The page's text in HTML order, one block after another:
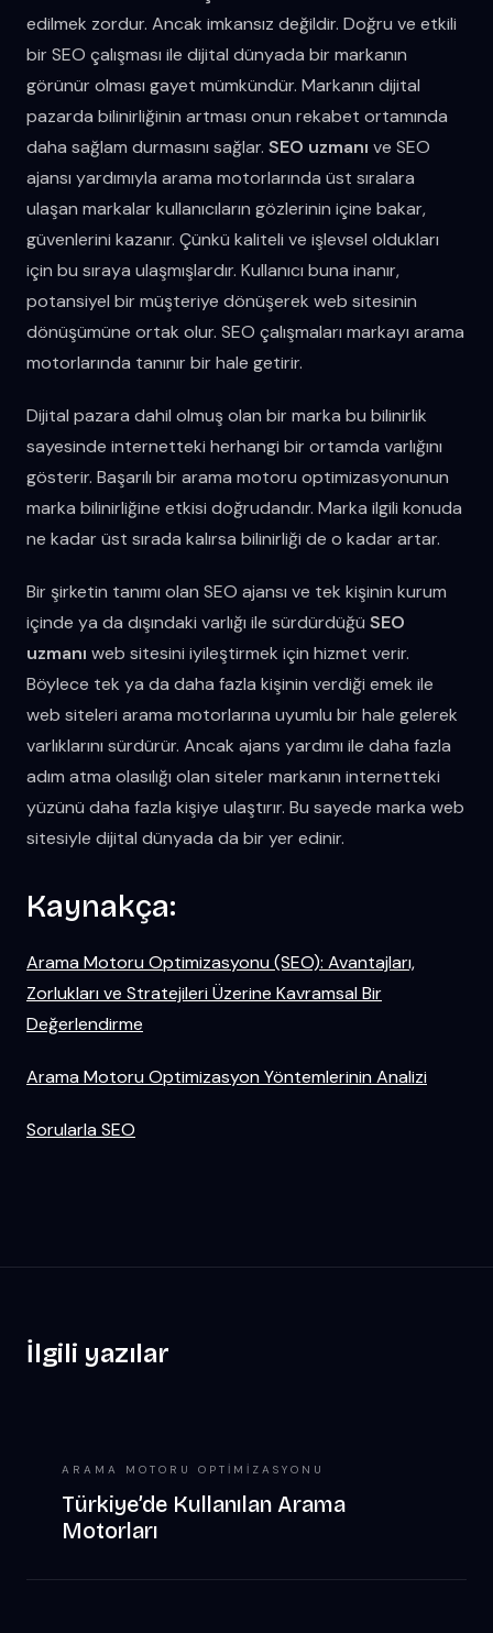
edilmek zordur. Ancak imkansız değildir. Doğru ve etkili
bir SEO çalışması ile dijital dünyada bir markanın
görünür olması gayet mümkündür. Markanın dijital
pazarda bilinirliğinin artması onun rekabet ortamında
daha sağlam durmasını sağlar. SEO uzmanı ve SEO
ajansı yardımıyla arama motorlarında üst sıralara
ulaşan markalar kullanıcıların gözlerinin içine bakar,
güvenlerini kazanır. Çünkü kaliteli ve işlevsel oldukları
için bu sıraya ulaşmışlardır. Kullanıcı buna inanır,
potansiyel bir müşteriye dönüşerek web sitesinin
dönüşümüne ortak olur. SEO çalışmaları markayı arama
motorlarında tanınır bir hale getirir.
Dijital pazara dahil olmuş olan bir marka bu bilinirlik
sayesinde internetteki herhangi bir ortamda varlığını
gösterir. Başarılı bir arama motoru optimizasyonunun
marka bilinirliğine etkisi doğrudandır. Marka ilgili konuda
ne kadar üst sırada kalırsa bilinirliği de o kadar artar.
Bir şirketin tanımı olan SEO ajansı ve tek kişinin kurum
içinde ya da dışındaki varlığı ile sürdürdüğü SEO
uzmanı web sitesini iyileştirmek için hizmet verir.
Böylece tek ya da daha fazla kişinin verdiği emek ile
web siteleri arama motorlarına uyumlu bir hale gelerek
varlıklarını sürdürür. Ancak ajans yardımı ile daha fazla
adım atma olasılığı olan siteler markanın internetteki
yüzünü daha fazla kişiye ulaştırır. Bu sayede marka web
sitesiyle dijital dünyada da bir yer edinir.
Kaynakça:
Arama Motoru Optimizasyonu (SEO): Avantajları,
Zorlukları ve Stratejileri Üzerine Kavramsal Bir
Değerlendirme
Arama Motoru Optimizasyon Yöntemlerinin Analizi
Sorularla SEO
İlgili yazılar
ARAMA MOTORU OPTIMIZASYONU
Türkiye’de Kullanılan Arama
Motorları